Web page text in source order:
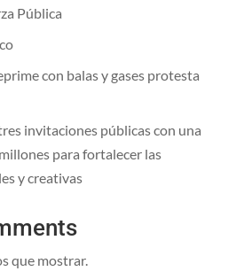
Pública
con balas y gases protesta
invitaciones públicas con una
para fortalecer las
y creativas
que mostrar.